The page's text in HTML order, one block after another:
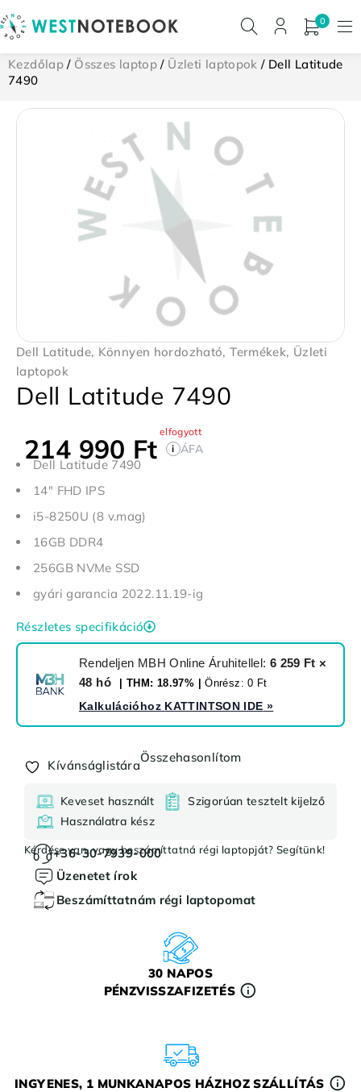
0
Kezdőlap / Összes laptop / Üzleti laptopok / Dell Latitude
7490
Dell Latitude, Könnyen hordozható,Termékek, Üzleti
laptopok
Dell Latitude 7490
elfogyott
214 990 Ft i ÁFA
Dell Latitude 7490
14" FHD IPS
i5-8250U (8 v.mag)
16GB DDR4
256GB NVMe SSD
gyári garancia 2022.11.19-ig
Részletes specifikáció
Rendeljen MBH Online Áruhitellel: 6 259 Ft ×
48 hó
| THM: 18.97% |Önrész: 0 Ft
Kalkulációhoz KATTINTSON IDE »
Kívánságlistára
Összehasonlítom
Keveset használt
Szigorúan tesztelt kijelző
Használatra kész
Kérdése van, vagy beszámíttatná régi laptopját? Segítünk!
+36-30-7939-000
Üzenetet írok
Beszámíttatnám régi laptopomat
30 NAPOS
PÉNZVISSZAFIZETÉS
INGYENES, 1 MUNKANAPOS HÁZHOZ SZÁLLÍTÁS